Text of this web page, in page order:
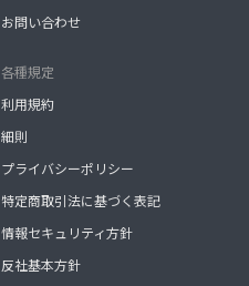
お問い合わせ
各種規定
利用規約
細則
プライバシーポリシー
特定商取引法に基づく表記
情報セキュリティ方針
反社基本方針